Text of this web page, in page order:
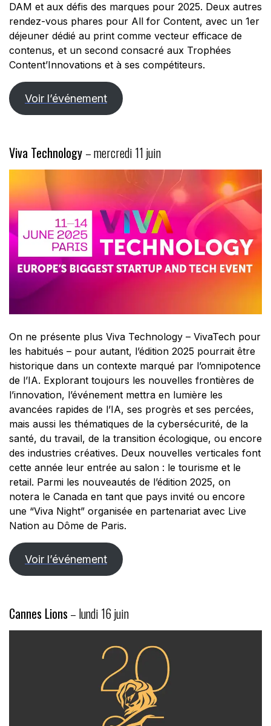
DAM et aux défis des marques pour 2025. Deux autres
rendez-vous phares pour All for Content, avec un 1er
déjeuner dédié au print comme vecteur efficace de
contenus, et un second consacré aux Trophées
Content’Innovations et à ses compétiteurs.
Voir l’événement
Viva Technology – mercredi 11 juin
On ne présente plus Viva Technology – VivaTech pour
les habitués – pour autant, l’édition 2025 pourrait être
historique dans un contexte marqué par l’omnipotence
de l’IA. Explorant toujours les nouvelles frontières de
l’innovation, l’événement mettra en lumière les
avancées rapides de l’IA, ses progrès et ses percées,
mais aussi les thématiques de la cybersécurité, de la
santé, du travail, de la transition écologique, ou encore
des industries créatives. Deux nouvelles verticales font
cette année leur entrée au salon : le tourisme et le
retail. Parmi les nouveautés de l’édition 2025, on
notera le Canada en tant que pays invité ou encore
une “Viva Night” organisée en partenariat avec Live
Nation au Dôme de Paris.
Voir l’événement
Cannes Lions – lundi 16 juin